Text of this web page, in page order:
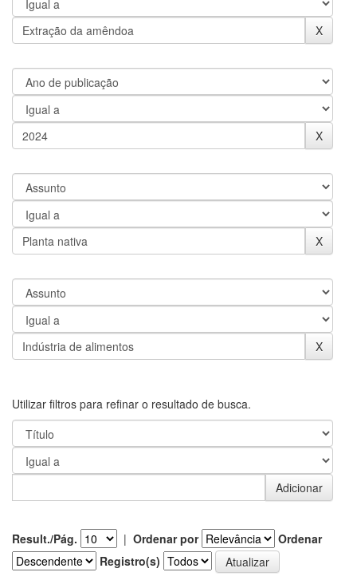
Utilizar filtros para refinar o resultado de busca.
Result./Pág. | Ordenar por
Ordenar
Registro(s)